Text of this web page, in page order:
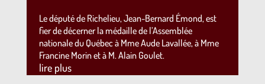
Le député de Richelieu, Jean-Bernard Émond, est
fier de décerner la médaille de l’Assemblée
nationale du Québec à Mme Aude Lavallée, à Mme
Francine Morin et à M. Alain Goulet.
lire plus